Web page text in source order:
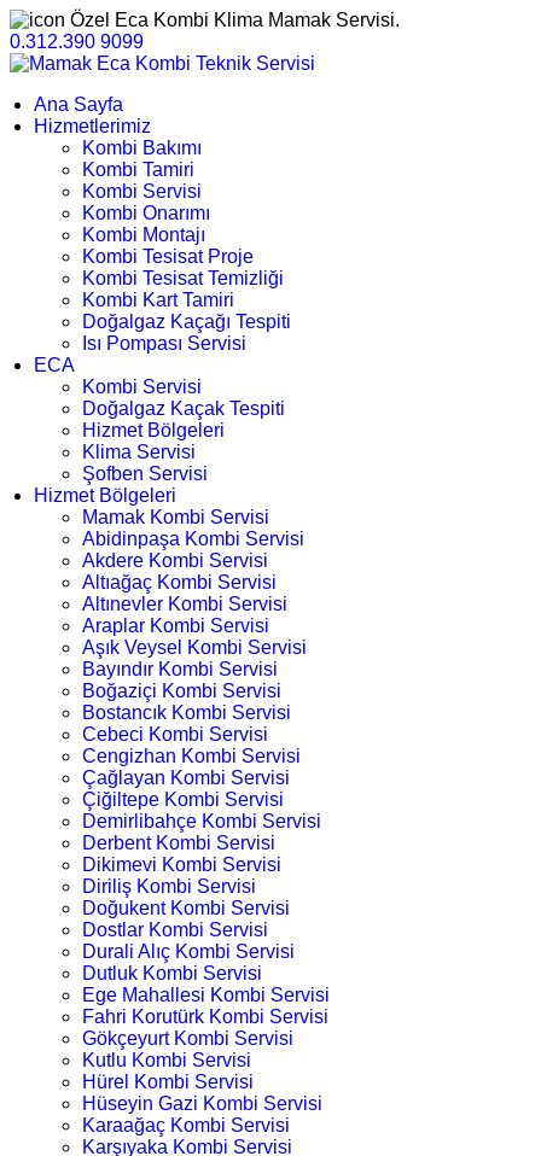
Özel Eca Kombi Klima Mamak Servisi.
0.312.390 9099
Ana Sayfa
Hizmetlerimiz
Kombi Bakımı
Kombi Tamiri
Kombi Servisi
Kombi Onarımı
Kombi Montajı
Kombi Tesisat Proje
Kombi Tesisat Temizliği
Kombi Kart Tamiri
Doğalgaz Kaçağı Tespiti
Isı Pompası Servisi
ECA
Kombi Servisi
Doğalgaz Kaçak Tespiti
Hizmet Bölgeleri
Klima Servisi
Şofben Servisi
Hizmet Bölgeleri
Mamak Kombi Servisi
Abidinpaşa Kombi Servisi
Akdere Kombi Servisi
Altıağaç Kombi Servisi
Altınevler Kombi Servisi
Araplar Kombi Servisi
Aşık Veysel Kombi Servisi
Bayındır Kombi Servisi
Boğaziçi Kombi Servisi
Bostancık Kombi Servisi
Cebeci Kombi Servisi
Cengizhan Kombi Servisi
Çağlayan Kombi Servisi
Çiğiltepe Kombi Servisi
Demirlibahçe Kombi Servisi
Derbent Kombi Servisi
Dikimevi Kombi Servisi
Diriliş Kombi Servisi
Doğukent Kombi Servisi
Dostlar Kombi Servisi
Durali Alıç Kombi Servisi
Dutluk Kombi Servisi
Ege Mahallesi Kombi Servisi
Fahri Korutürk Kombi Servisi
Gökçeyurt Kombi Servisi
Kutlu Kombi Servisi
Hürel Kombi Servisi
Hüseyin Gazi Kombi Servisi
Karaağaç Kombi Servisi
Karşıyaka Kombi Servisi